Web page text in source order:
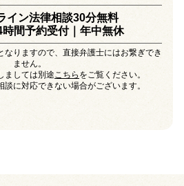
イン法律相談30分無料
間予約受付｜年中無休
りますので、直接弁護士にはお繋ぎでき
ません。
ましては別途こちら をご覧ください。
に対応できない場合がございます。